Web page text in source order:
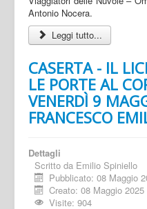
Antonio Nocera.
Leggi tutto...
CASERTA - IL
LE PORTE AL
VENERDÌ 9
FRANCESCO
Dettagli
Scritto da Emilio Spiniello
Pubblicato: 08 Maggio
Creato: 08 Maggio 2025
Visite: 904